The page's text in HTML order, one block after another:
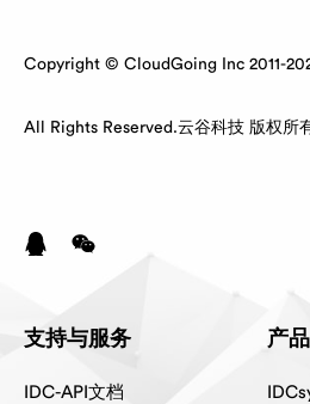
Copyright © CloudGoing Inc 2011-
All Rights Reserved.云谷科技 版权所
支持与服务
IDC-API文档
产